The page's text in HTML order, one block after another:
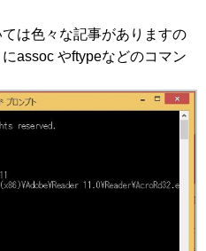
は色々な記事がありますの
assoc やftypeなどのコマン